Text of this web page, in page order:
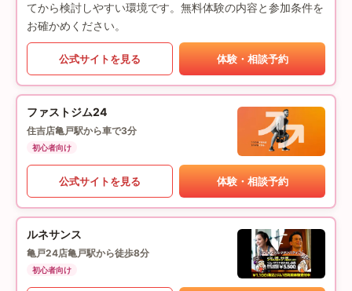
てから検討しやすい環境です。無料体験の内容と参加条件を
お確かめください。
公式サイトを見る 体験・相談予約
ファストジム24
住吉店亀戸駅から車で3分
初心者向け
公式サイトを見る 体験・相談予約
ルネサンス
亀戸24店亀戸駅から徒歩8分
初心者向け